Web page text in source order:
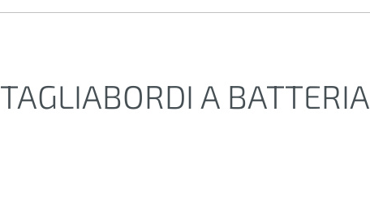
TAGLIABORDI A BATTERIA